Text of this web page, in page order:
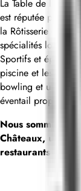
La Table de
est réputée pour
la Rôtisserie et le
spécialités locales
Sportifs et
piscine et les
bowling et un
éventail propice à
Nous sommes
Châteaux, une
restaurants